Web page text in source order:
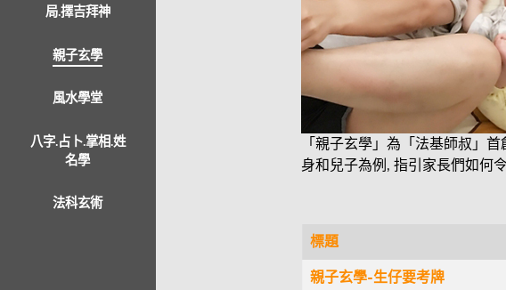
局.擇吉拜神
親子玄學
風水學堂
八字.占卜.掌相.姓
名學
法科玄術
「親子玄學」為「法基師叔」
身和兒子為例, 指引家長們如何
文章
標題
親子玄學-生仔要考牌